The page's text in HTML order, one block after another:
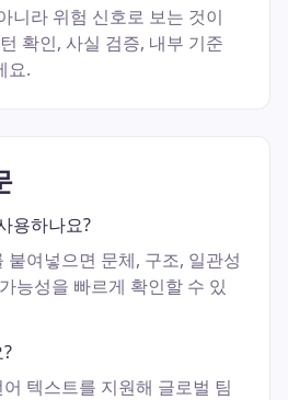
니라 위험 신호로 보는 것이
확인, 사실 검증, 내부 기준
요.
용하나요?
붙여넣으면 문체, 구조, 일관성
능성을 빠르게 확인할 수 있
텍스트를 지원해 글로벌 팀